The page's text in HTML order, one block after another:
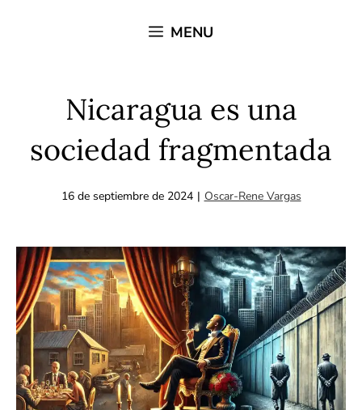
MENU
Nicaragua es una
sociedad fragmentada
16 de septiembre de 2024 | Oscar-Rene Vargas